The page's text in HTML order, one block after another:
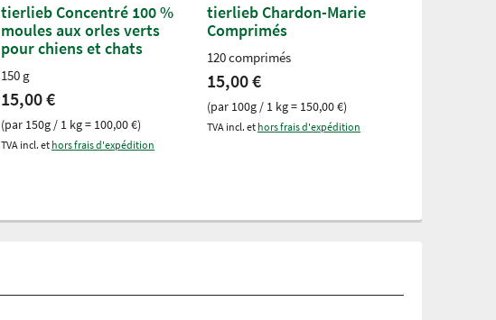
tierlieb Concentré 100 %
moules aux orles verts
pour chiens et chats
150 g
15,00 €
(par 150g / 1 kg = 100,00 €)
TVA incl. et hors frais d'expédition
tierlieb Chardon-Marie
Comprimés
120 comprimés
15,00 €
(par 100g / 1 kg = 150,00 €)
TVA incl. et hors frais d'expédition